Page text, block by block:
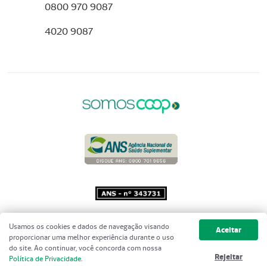
0800 970 9087
4020 9087
Copyright 2001 - 2026 Unimed do
Brasil - Todos os direitos reservados
Usamos os cookies e dados de navegação visando
proporcionar uma melhor experiência durante o uso
do site. Ao continuar, você concorda com nossa
Política de Privacidade.
Aceitar
Rejeitar